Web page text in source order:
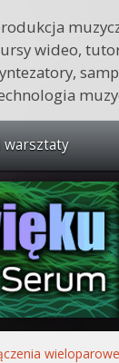
wideo,
warsztaty
🔥
muzyczna w
od podstaw
wieloparowe